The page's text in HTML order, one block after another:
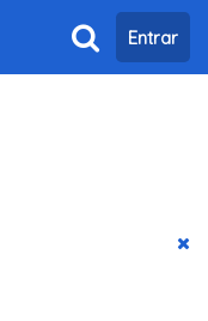
Entrar